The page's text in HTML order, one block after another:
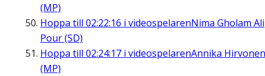
(MP)
Hoppa till 02:22:16 i videospelarenNima Gholam Ali
Pour (SD)
Hoppa till 02:24:17 i videospelarenAnnika Hirvonen
(MP)